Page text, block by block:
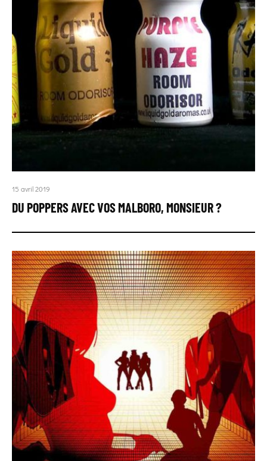
15 avril 2019
DU POPPERS AVEC VOS MALBORO, MONSIEUR ?